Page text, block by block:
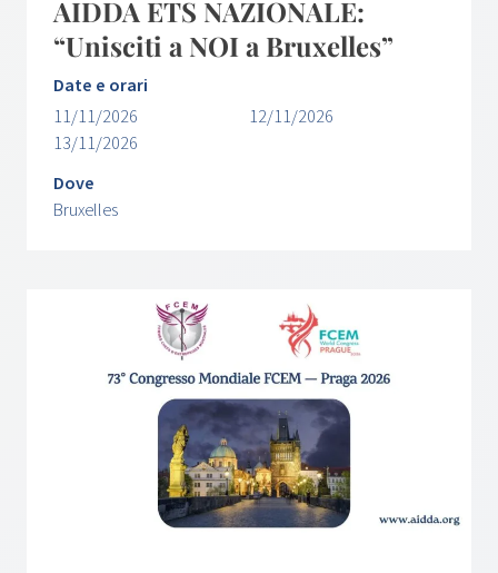
AIDDA ETS NAZIONALE:
“Unisciti a NOI a Bruxelles”
Date e orari
11/11/2026
12/11/2026
13/11/2026
Dove
Bruxelles